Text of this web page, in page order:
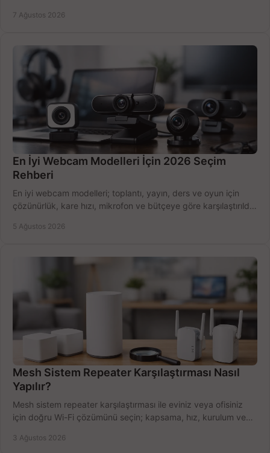
7 Ağustos 2026
En İyi Webcam Modelleri İçin 2026 Seçim
Rehberi
En iyi webcam modelleri; toplantı, yayın, ders ve oyun için
çözünürlük, kare hızı, mikrofon ve bütçeye göre karşılaştırıldı.
5 Ağustos 2026
Mesh Sistem Repeater Karşılaştırması Nasıl
Yapılır?
Mesh sistem repeater karşılaştırması ile eviniz veya ofisiniz
için doğru Wi-Fi çözümünü seçin; kapsama, hız, kurulum ve
3 Ağustos 2026